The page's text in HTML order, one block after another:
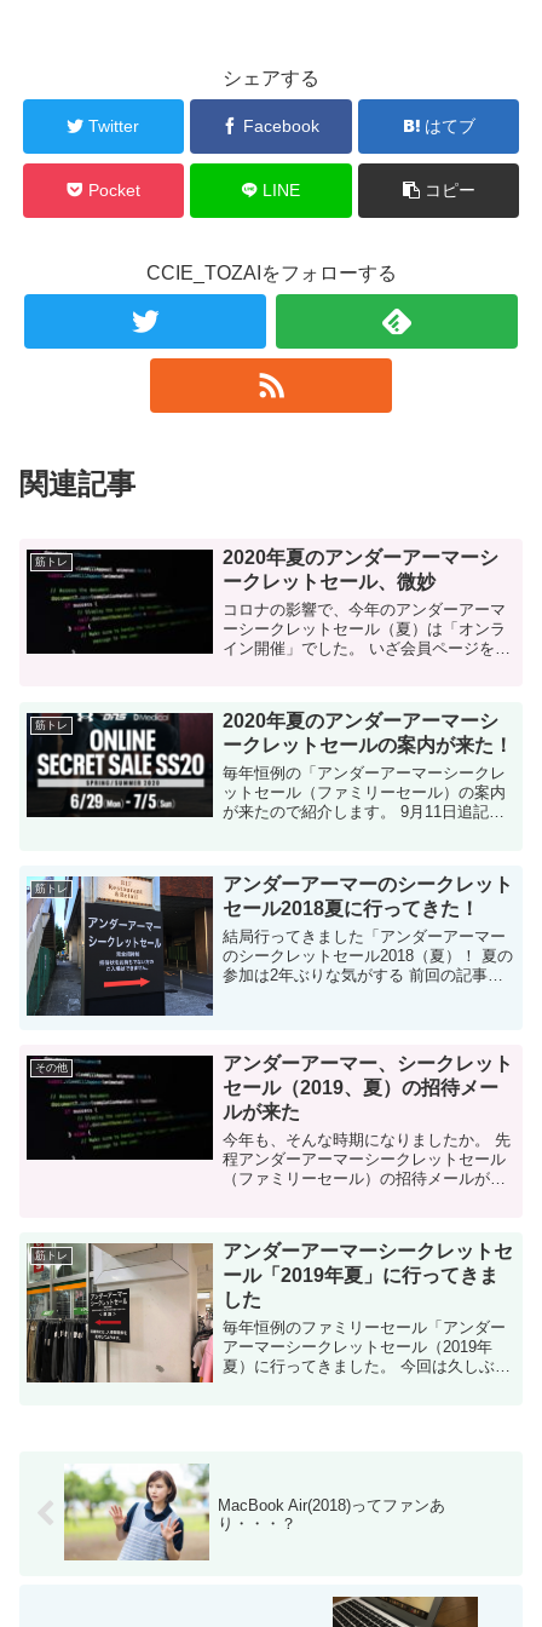
シェアする
Twitter Facebook はてブ
Pocket LINE コピー
CCIE_TOZAIをフォローする
関連記事
筋トレ
2020年夏のアンダーアーマーシ
ークレットセール、微妙
コロナの影響で、今年のアンダーアーマ
ーシークレットセール（夏）は「オンラ
イン開催」でした。 いざ会員ページを見
筋トレ
2020年夏のアンダーアーマーシ
ークレットセールの案内が来た！
毎年恒例の「アンダーアーマーシークレ
ットセール（ファミリーセール）の案内
が来たので紹介します。 9月11日追記：
田TOCビルではな...
筋トレ
アンダーアーマーのシークレット
セール2018夏に行ってきた！
結局行ってきました「アンダーアーマー
のシークレットセール2018（夏）！ 夏の
参加は2年ぶりな気がする 前回の記事は
その他
アンダーアーマー、シークレット
セール（2019、夏）の招待メー
ルが来た
今年も、そんな時期になりましたか。 先
程アンダーアーマーシークレットセール
（ファミリーセール）の招待メールが来
ール」と同様のイベントです。 ...
筋トレ
アンダーアーマーシークレットセ
ール「2019年夏」に行ってきま
した
毎年恒例のファミリーセール「アンダー
アーマーシークレットセール（2019年
夏）に行ってきました。 今回は久しぶり
MacBook Air(2018)ってファンあ
り・・・？